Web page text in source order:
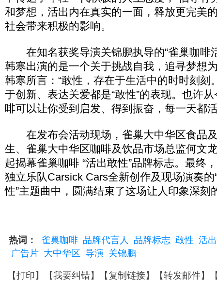
和梦想，活出内在真实的一面，释放更完美
社会带来积极的影响。
在知名获奖导演关锦鹏执导的“雀巢咖啡
韩寒出演的是一个关于挑战自我，追寻梦想
韩寒所言：“敢性，存在于生活中的时时刻刻
于创新、表达关爱都是“敢性”的表现。也许
啡可以让你受到启发、得到振奋，每一天都
在发布会活动现场，雀巢大中华区食品
生、雀巢大中华区咖啡及饮品市场总监何文
起揭幕雀巢咖啡 “活出敢性”品牌标志。最终
独立乐队Carsick Cars全新创作及现场演奏的
性”主题曲中，圆满结束了这场让人印象深刻
热词： 雀巢咖啡 品牌代言人 品牌标志 敢性 活
广告片 大中华区 导演 关锦鹏
【打印】【我要纠错】【复制链接】【转发邮件】